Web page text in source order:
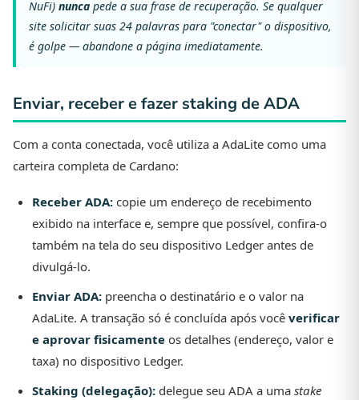
NuFi) nunca pede a sua frase de recuperação. Se qualquer
site solicitar suas 24 palavras para "conectar" o dispositivo,
é golpe — abandone a página imediatamente.
Enviar, receber e fazer staking de ADA
Com a conta conectada, você utiliza a AdaLite como uma
carteira completa de Cardano:
Receber ADA: copie um endereço de recebimento
exibido na interface e, sempre que possível, confira-o
também na tela do seu dispositivo Ledger antes de
divulgá-lo.
Enviar ADA: preencha o destinatário e o valor na
AdaLite. A transação só é concluída após você verificar
e aprovar fisicamente os detalhes (endereço, valor e
taxa) no dispositivo Ledger.
Staking (delegação): delegue seu ADA a uma stake